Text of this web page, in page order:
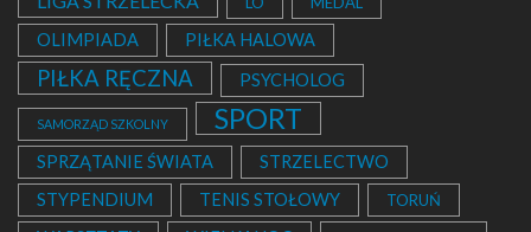
OLIMPIADA PIŁKA HALOWA
PIŁKA RĘCZNA PSYCHOLOG
SAMORZĄD SZKOLNY SPORT
SPRZĄTANIE ŚWIATA
STRZELECTWO
STYPENDIUM
TENIS STOŁOWY TORUŃ